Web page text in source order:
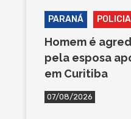
PARANÁ
Homem é
pela esposa
em Curitiba
07/08/2026